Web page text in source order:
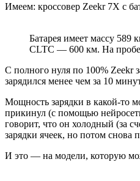
Имеем: кроссовер Zeekr 7X с
Батарея имеет массу 589
CLTC — 600 км. На
С полного нуля по 100% Zeekr
зарядился менее чем за 10
Мощность зарядки в какой-то
прикинул (с помощью
говорит, что он холодный (за
зарядки ячеек, но потом снова
И это — на модели, которую